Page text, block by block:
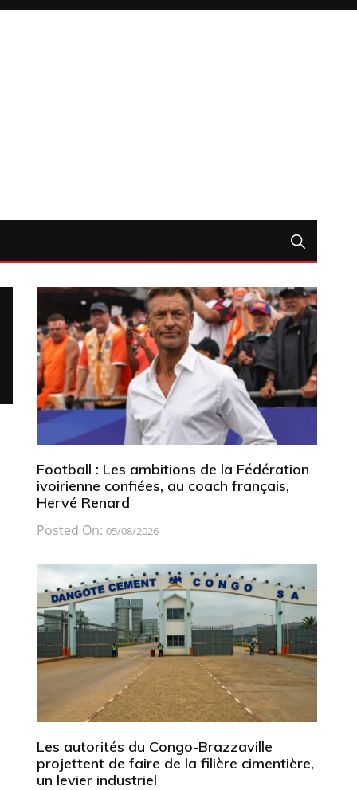
Football : Les ambitions de la Fédération
ivoirienne confiées, au coach français,
Hervé Renard
Posted On: 05/08/2026
Les autorités du Congo-Brazzaville
projettent de faire de la filière cimentière,
un levier industriel